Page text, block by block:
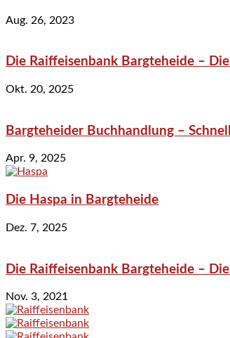
Aug. 26, 2023
Die Raiffeisenbank Bargteheide –
Okt. 20, 2025
Bargteheider Buchhandlung –
Apr. 9, 2025
Die Haspa in Bargteheide
Dez. 7, 2025
Die Raiffeisenbank Bargteheide –
Nov. 3, 2021